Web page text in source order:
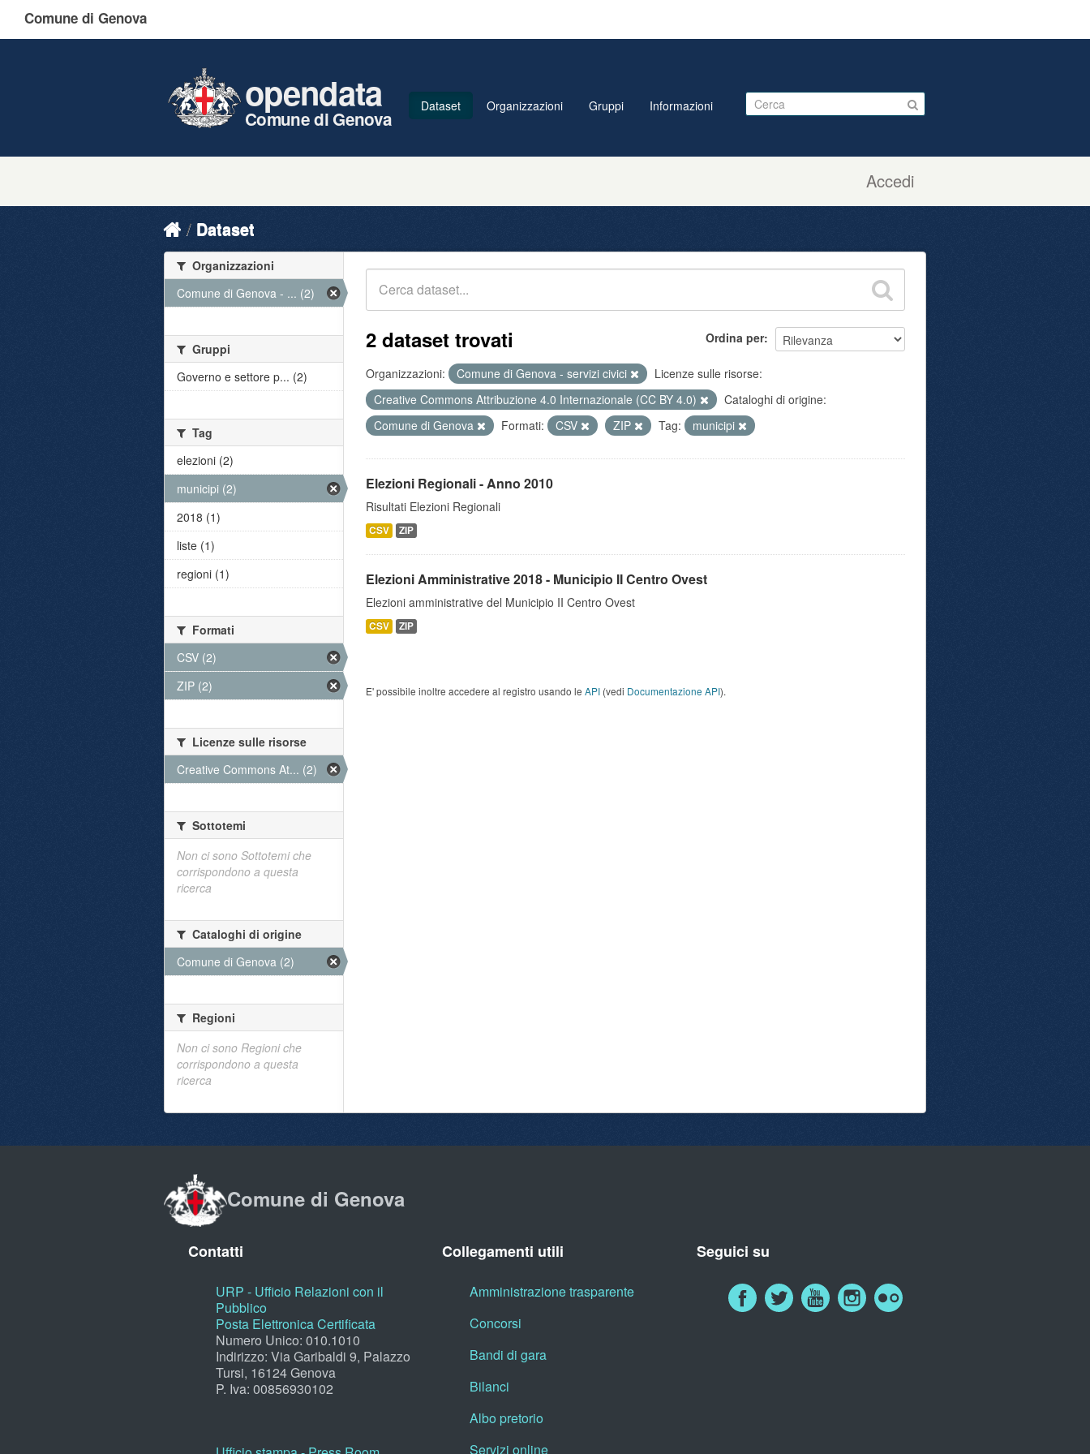
Comune di Genova
Accedi
opendata
Comune di Genova
Dataset Organizzazioni Gruppi Informazioni
Dataset
Ordina per
2 dataset trovati
Organizzazioni: Comune di Genova - servizi civici
Licenze sulle risorse:
Creative Commons Attribuzione 4.0 Internazionale (CC BY 4.0)
Cataloghi di origine:
Comune di Genova
Formati: CSV ZIP Tag: municipi
Elezioni Regionali - Anno 2010
Risultati Elezioni Regionali
CSV ZIP
Elezioni Amministrative 2018 - Municipio II Centro Ovest
Elezioni amministrative del Municipio II Centro Ovest
CSV ZIP
E' possibile inoltre accedere al registro usando le API (vedi Documentazione API).
Organizzazioni
Comune di Genova - ... (2)
Gruppi
Governo e settore p... (2)
Tag
elezioni (2)
municipi (2)
2018 (1)
liste (1)
regioni (1)
Formati
CSV (2)
ZIP (2)
Licenze sulle risorse
Creative Commons At... (2)
Sottotemi
Non ci sono Sottotemi che
corrispondono a questa
ricerca
Cataloghi di origine
Comune di Genova (2)
Regioni
Non ci sono Regioni che
corrispondono a questa
ricerca
Comune di Genova
Contatti
URP - Ufficio Relazioni con il
Pubblico
Posta Elettronica Certificata
Numero Unico: 010.1010
Indirizzo: Via Garibaldi 9, Palazzo
Tursi, 16124 Genova
P. Iva: 00856930102
Collegamenti utili
Amministrazione trasparente
Concorsi
Bandi di gara
Bilanci
Albo pretorio
Servizi online
Seguici su